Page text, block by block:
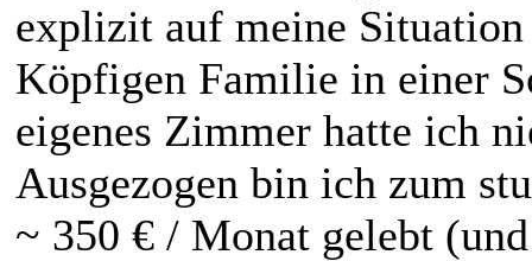
explizit auf meine
Köpfigen Familie in einer
eigenes Zimmer hatte ich
Ausgezogen bin ich zum
~ 350 € / Monat gelebt